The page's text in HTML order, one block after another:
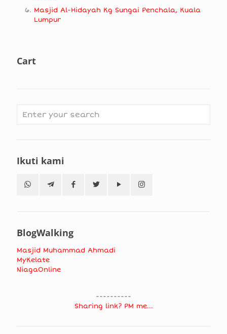
Masjid Al-Hidayah Kg Sungai Penchala, Kuala
Lumpur
Cart
Ikuti kami
BlogWalking
Masjid Muhammad Ahmadi
MyKelate
NiagaOnline
----------
Sharing link? PM me...